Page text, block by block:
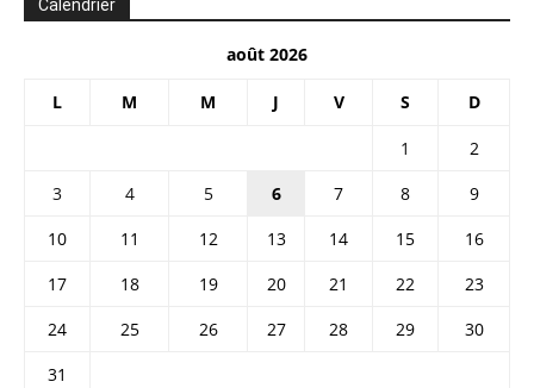
Calendrier
août 2026
L M M J V S D
1
2
3
4 5 6 7 8
9
10
11 12 13 14 15
16
17
18 19 20 21 22
23
24
25 26 27 28 29
30
31